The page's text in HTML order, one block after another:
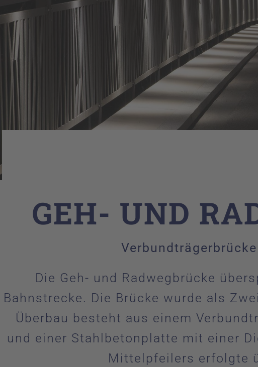
GEH- UND
Die Geh- und Radwegbrücke
Bahnstrecke. Die Brücke wurde als
Überbau besteht aus einem
und einer Stahlbetonplatte mit einer
Mittelpfeilers erfolgte